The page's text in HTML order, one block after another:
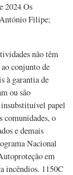
2024 Os
Filipe;
não têm
conjunto de
à garantia de
ou são
insubstituível papel
o
e demais
Nacional
em
incêndios. 1150C